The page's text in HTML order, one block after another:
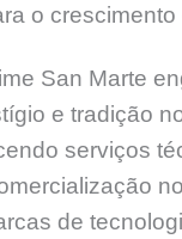
o crescimento
San Marte
e tradição
serviços
de